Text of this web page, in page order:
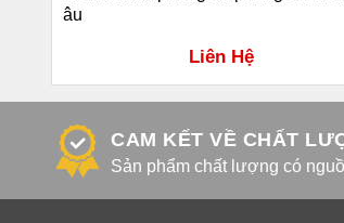
âu
Liên Hệ
CAM KẾT VỀ CHẤT
Sản phẩm chất lượng có